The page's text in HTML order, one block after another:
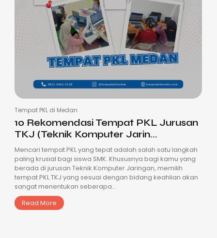
Tempat PKL di Medan
10 Rekomendasi Tempat PKL Jurusan
TKJ (Teknik Komputer Jarin...
Mencari tempat PKL yang tepat adalah salah satu langkah
paling krusial bagi siswa SMK. Khususnya bagi kamu yang
berada di jurusan Teknik Komputer Jaringan, memilih
tempat PKL TKJ yang sesuai dengan bidang keahlian akan
sangat menentukan seberapa...
Read More